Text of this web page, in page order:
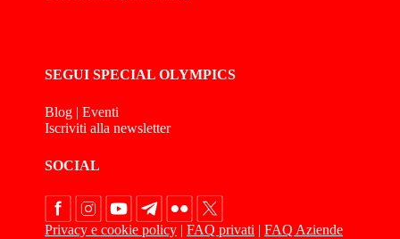
SEGUI SPECIAL OLYMPICS
Blog | Eventi
Iscriviti alla newsletter
SOCIAL
Privacy e cookie policy | FAQ privati | FAQ Aziende